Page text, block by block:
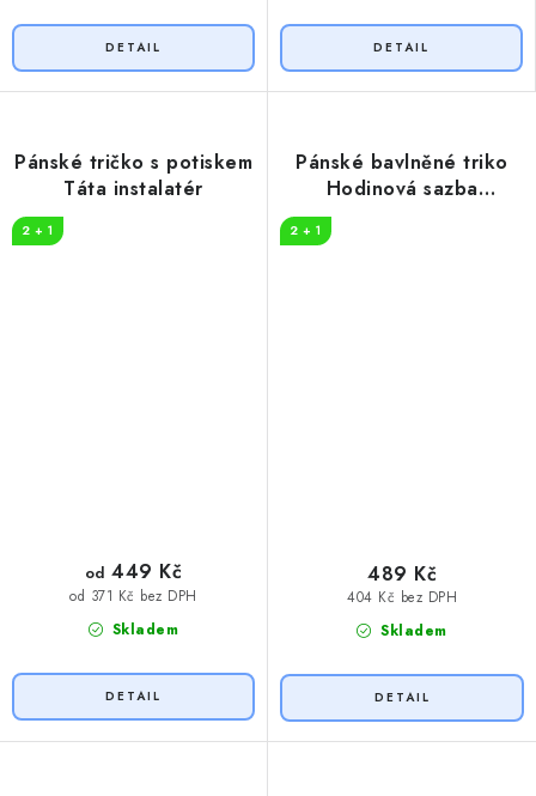
Pánské tričko s potiskem
Táta instalatér
2 + 1
Skladem
od 371 Kč bez DPH
od 449 Kč
Pánské bavlněné triko
Hodinová sazba
2 + 1
Skladem
404 Kč bez DPH
489 Kč